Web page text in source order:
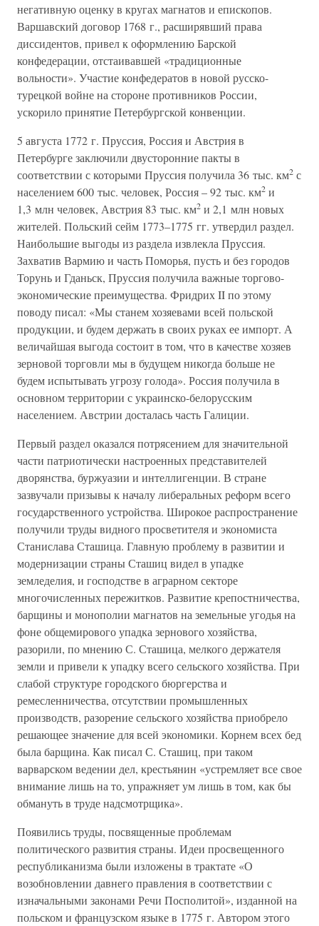
негативную оценку в кругах магнатов и епископов.
Варшавский договор 1768 г., расширявший права
диссидентов, привел к оформлению Барской
конфедерации, отстаивавшей «традиционные
вольности». Участие конфедератов в новой русско-
турецкой войне на стороне противников России,
ускорило принятие Петербургской конвенции.
5 августа 1772 г. Пруссия, Россия и Австрия в
Петербурге заключили двусторонние пакты в
соответствии с которыми Пруссия получила 36 тыс. км2 с
населением 600 тыс. человек, Россия – 92 тыс. км2 и
1,3 млн человек, Австрия 83 тыс. км2 и 2,1 млн новых
жителей. Польский сейм 1773–1775 гг. утвердил раздел.
Наибольшие выгоды из раздела извлекла Пруссия.
Захватив Вармию и часть Поморья, пусть и без городов
Торунь и Гданьск, Пруссия получила важные торгово-
экономические преимущества. Фридрих II по этому
поводу писал: «Мы станем хозяевами всей польской
продукции, и будем держать в своих руках ее импорт. А
величайшая выгода состоит в том, что в качестве хозяев
зерновой торговли мы в будущем никогда больше не
будем испытывать угрозу голода». Россия получила в
основном территории с украинско-белорусским
населением. Австрии досталась часть Галиции.
Первый раздел оказался потрясением для значительной
части патриотически настроенных представителей
дворянства, буржуазии и интеллигенции. В стране
зазвучали призывы к началу либеральных реформ всего
государственного устройства. Широкое распространение
получили труды видного просветителя и экономиста
Станислава Сташица. Главную проблему в развитии и
модернизации страны Сташиц видел в упадке
земледелия, и господстве в аграрном секторе
многочисленных пережитков. Развитие крепостничества,
барщины и монополии магнатов на земельные угодья на
фоне общемирового упадка зернового хозяйства,
разорили, по мнению С. Сташица, мелкого держателя
земли и привели к упадку всего сельского хозяйства. При
слабой структуре городского бюргерства и
ремесленничества, отсутствии промышленных
производств, разорение сельского хозяйства приобрело
решающее значение для всей экономики. Корнем всех бед
была барщина. Как писал С. Сташиц, при таком
варварском ведении дел, крестьянин «устремляет все свое
внимание лишь на то, упражняет ум лишь в том, как бы
обмануть в труде надсмотрщика».
Появились труды, посвященные проблемам
политического развития страны. Идеи просвещенного
республиканизма были изложены в трактате «О
возобновлении давнего правления в соответствии с
изначальными законами Речи Посполитой», изданной на
польском и французском языке в 1775 г. Автором этого